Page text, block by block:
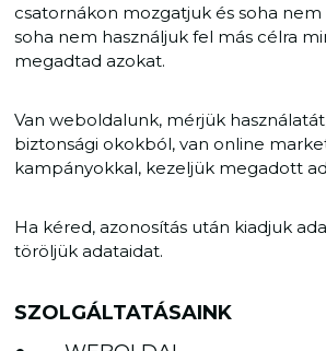
csatornákon mozgatjuk és soha nem
soha nem használjuk fel más célra
megadtad azokat.
Van weboldalunk, mérjük
biztonsági okokból, van online
kampányokkal, kezeljük megadott
Ha kéred, azonosítás után kiadjuk
töröljük adataidat.
SZOLGÁLTATÁSAINK